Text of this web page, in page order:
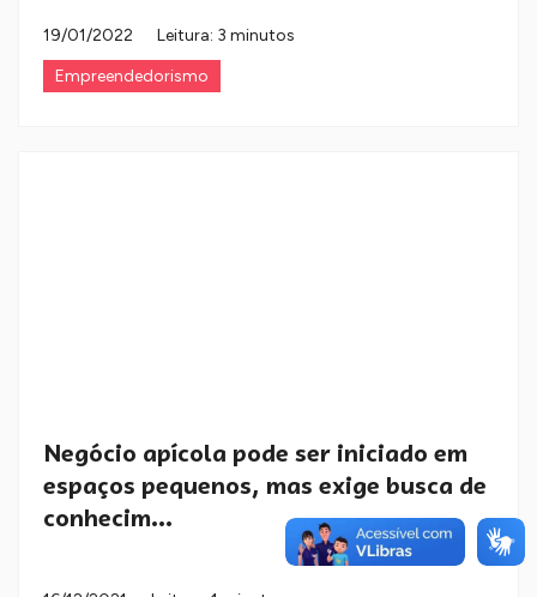
19/01/2022
Leitura: 3 minutos
Empreendedorismo
Negócio apícola pode ser iniciado em
espaços pequenos, mas exige busca de
conhecim...